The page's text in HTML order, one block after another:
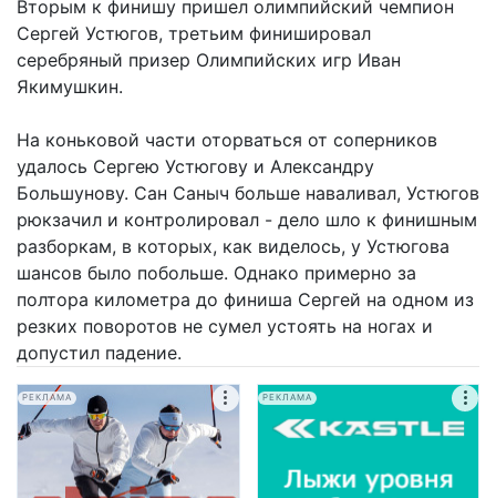
Вторым к финишу пришел олимпийский чемпион
Сергей Устюгов, третьим финишировал
серебряный призер Олимпийских игр Иван
Якимушкин.
На коньковой части оторваться от соперников
удалось Сергею Устюгову и Александру
Большунову. Сан Саныч больше наваливал, Устюгов
рюкзачил и контролировал - дело шло к финишным
разборкам, в которых, как виделось, у Устюгова
шансов было побольше. Однако примерно за
полтора километра до финиша Сергей на одном из
резких поворотов не сумел устоять на ногах и
допустил падение.
РЕКЛАМА РЕКЛАМА